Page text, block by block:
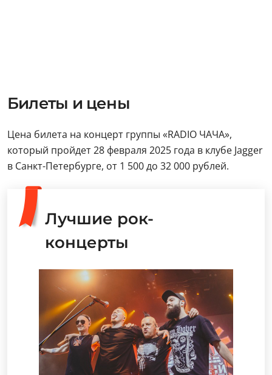
Билеты и цены
Цена билета на концерт группы «RADIO ЧАЧА»,
который пройдет 28 февраля 2025 года в клубе Jagger
в Санкт-Петербурге, от 1 500 до 32 000 рублей.
Лучшие рок-
концерты